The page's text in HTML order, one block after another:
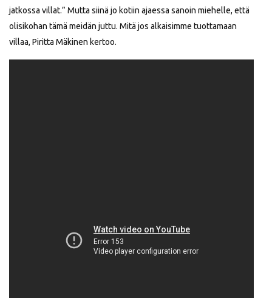
jatkossa villat.” Mutta siinä jo kotiin ajaessa sanoin miehelle, että
olisikohan tämä meidän juttu. Mitä jos alkaisimme tuottamaan
villaa, Piritta Mäkinen kertoo.